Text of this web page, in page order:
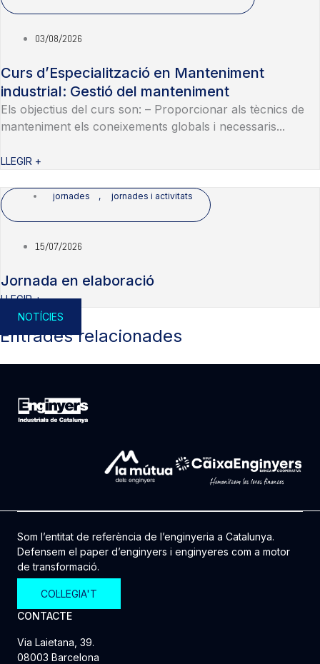
03/08/2026
Curs d’Especialització en Manteniment
industrial: Gestió del manteniment
Els objectius del curs son: – Proporcionar als tècnics de
manteniment els coneixements globals i necessaris...
LLEGIR +
jornades , jornades i activitats
15/07/2026
Jornada en elaboració
LLEGIR +
NOTÍCIES
Entrades relacionades
Som l’entitat de referència de l’enginyeria a Catalunya.
Defensem el paper d’enginyers i enginyeres com a motor
de transformació.
COL·LEGIA'T
CONTACTE
Via Laietana, 39.
08003 Barcelona